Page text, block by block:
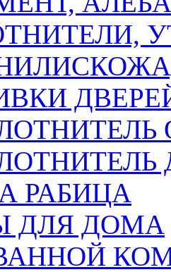
РАБИЦА
ДЛЯ ДОМА